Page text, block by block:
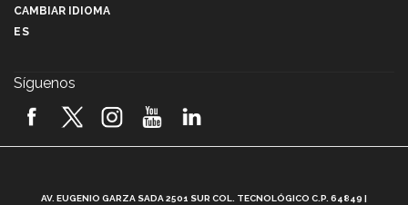
2026! (video)
CAMBIAR IDIOMA
ES
Síguenos
AV. EUGENIO GARZA SADA 2501 SUR COL. TECNOLÓGICO C.P. 64849 |